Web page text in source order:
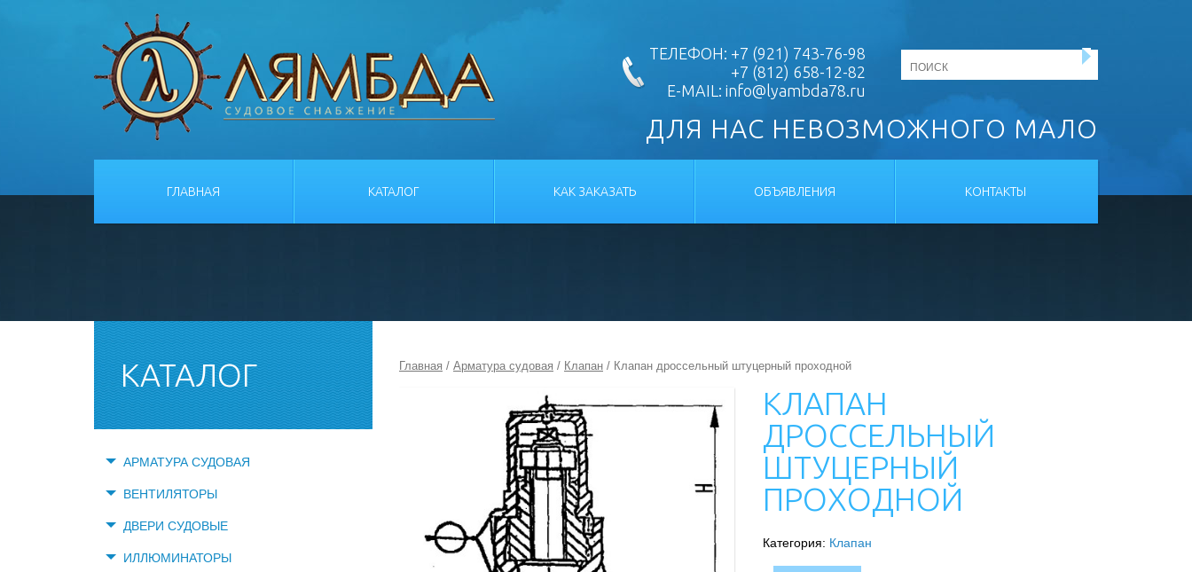
ТЕЛЕФОН: +7 (921) 743-76-98
+7 (812) 658-12-82
E-MAIL: info@lyambda78.ru
ДЛЯ НАС НЕВОЗМОЖНОГО МАЛО
ГЛАВНАЯ КАТАЛОГ КАК ЗАКАЗАТЬ ОБЪЯВЛЕНИЯ КОНТАКТЫ
КАТАЛОГ
АРМАТУРА СУДОВАЯ
ВЕНТИЛЯТОРЫ
ДВЕРИ СУДОВЫЕ
ИЛЛЮМИНАТОРЫ
Главная / Арматура судовая / Клапан / Клапан дроссельный штуцерный проходной
КЛАПАН
ДРОССЕЛЬНЫЙ
ШТУЦЕРНЫЙ
ПРОХОДНОЙ
Категория: Клапан